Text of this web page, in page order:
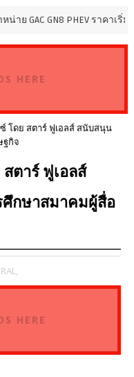
GN8 PHEV ราคาเริ่มต้น
HERE
ซ์ โดย สตาร์ ฟูเอลส์ สนับสนุน
ฐกิจ
สตาร์ ฟูเอลส์
กษาสมาคมผู้สื่อ
HERE